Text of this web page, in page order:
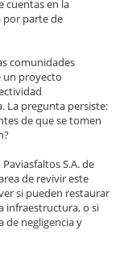
cuentas en la
por parte de
comunidades
un proyecto
La pregunta persiste:
de que se tomen
S.A. de
de revivir este
si pueden restaurar
infraestructura, o si
de negligencia y